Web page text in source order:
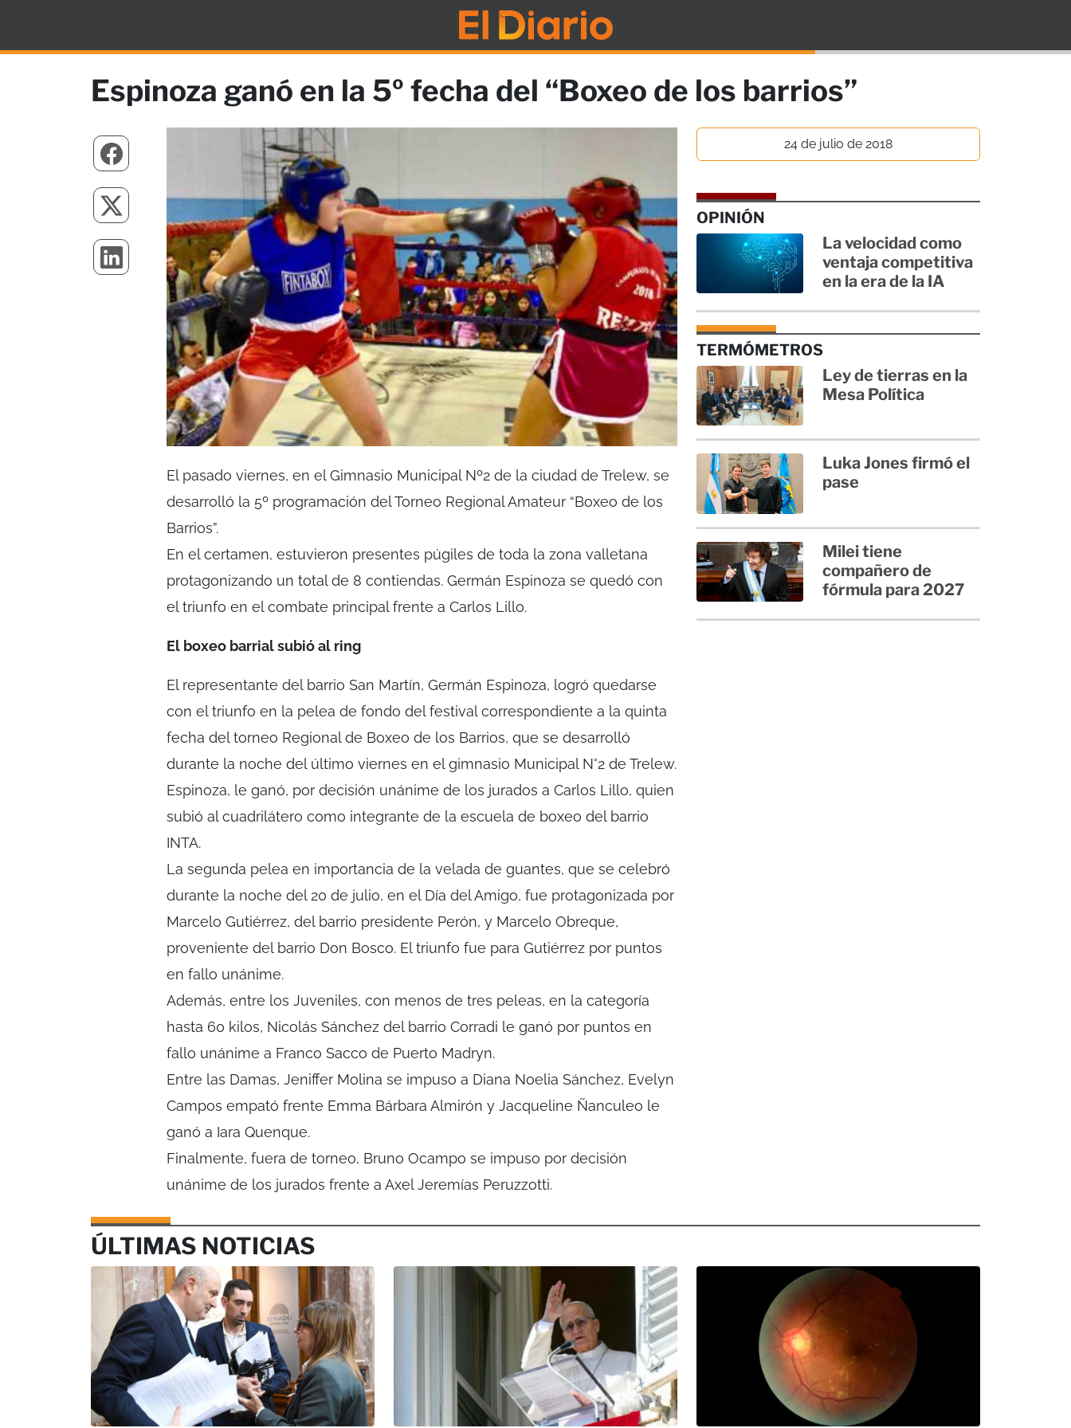
Espinoza ganó en la 5º fecha del “Boxeo de los barrios”
El pasado viernes, en el Gimnasio Municipal Nº2 de la ciudad de Trelew, se
desarrolló la 5º programación del Torneo Regional Amateur “Boxeo de los
Barrios”.
En el certamen, estuvieron presentes púgiles de toda la zona valletana
protagonizando un total de 8 contiendas. Germán Espinoza se quedó con
el triunfo en el combate principal frente a Carlos Lillo.
El boxeo barrial subió al ring
El representante del barrio San Martín, Germán Espinoza, logró quedarse
con el triunfo en la pelea de fondo del festival correspondiente a la quinta
fecha del torneo Regional de Boxeo de los Barrios, que se desarrolló
durante la noche del último viernes en el gimnasio Municipal N°2 de Trelew.
Espinoza, le ganó, por decisión unánime de los jurados a Carlos Lillo, quien
subió al cuadrilátero como integrante de la escuela de boxeo del barrio
INTA.
La segunda pelea en importancia de la velada de guantes, que se celebró
durante la noche del 20 de julio, en el Día del Amigo, fue protagonizada por
Marcelo Gutiérrez, del barrio presidente Perón, y Marcelo Obreque,
proveniente del barrio Don Bosco. El triunfo fue para Gutiérrez por puntos
en fallo unánime.
Además, entre los Juveniles, con menos de tres peleas, en la categoría
hasta 60 kilos, Nicolás Sánchez del barrio Corradi le ganó por puntos en
fallo unánime a Franco Sacco de Puerto Madryn.
Entre las Damas, Jeniffer Molina se impuso a Diana Noelia Sánchez, Evelyn
Campos empató frente Emma Bárbara Almirón y Jacqueline Ñanculeo le
ganó a Iara Quenque.
Finalmente, fuera de torneo, Bruno Ocampo se impuso por decisión
unánime de los jurados frente a Axel Jeremías Peruzzotti.
24 de julio de 2018
OPINIÓN
La velocidad como
ventaja competitiva
en la era de la IA
TERMÓMETROS
Ley de tierras en la
Mesa Política
Luka Jones firmó el
pase
Milei tiene
compañero de
fórmula para 2027
ÚLTIMAS NOTICIAS